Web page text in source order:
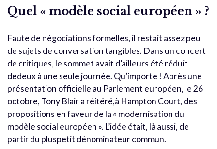
Quel « modèle social européen » ?
Faute de négociations formelles, il restait assez peu
de sujets de conversation tangibles. Dans un concert
de critiques, le sommet avait d’ailleurs été réduit
dedeux à une seule journée. Qu’importe ! Après une
présentation officielle au Parlement européen, le 26
octobre, Tony Blair a réitéré,à Hampton Court, des
propositions en faveur de la « modernisation du
modèle social européen ». L’idée était, là aussi, de
partir du pluspetit dénominateur commun.